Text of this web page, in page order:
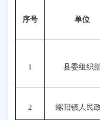
序号 单位
1 县委组织
2 螺阳镇人民